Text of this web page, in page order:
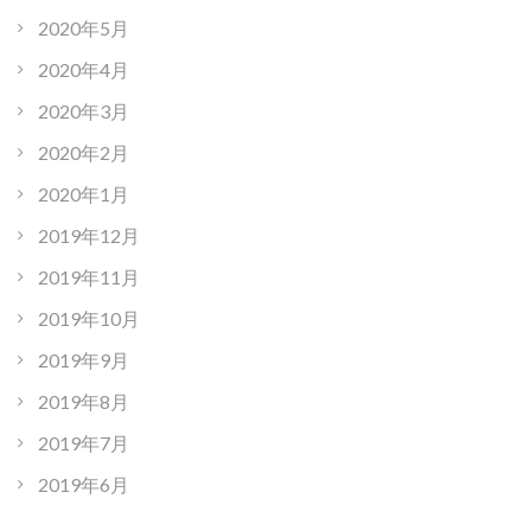
2020年5月
2020年4月
2020年3月
2020年2月
2020年1月
2019年12月
2019年11月
2019年10月
2019年9月
2019年8月
2019年7月
2019年6月